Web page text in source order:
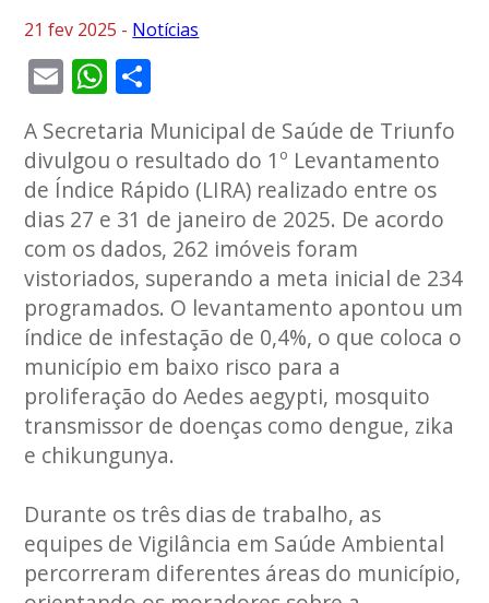
21 fev 2025 - Notícias
EmailWhatsApp
A Secretaria Municipal de Saúde de Triunfo
divulgou o resultado do 1º Levantamento
de Índice Rápido (LIRA) realizado entre os
dias 27 e 31 de janeiro de 2025. De acordo
com os dados, 262 imóveis foram
vistoriados, superando a meta inicial de 234
programados. O levantamento apontou um
índice de infestação de 0,4%, o que coloca o
município em baixo risco para a
proliferação do Aedes aegypti, mosquito
transmissor de doenças como dengue, zika
e chikungunya.
Durante os três dias de trabalho, as
equipes de Vigilância em Saúde Ambiental
percorreram diferentes áreas do município,